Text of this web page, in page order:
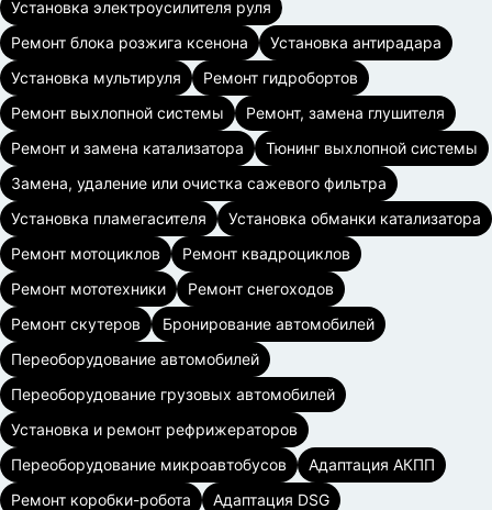
Установка электроусилителя руля
Ремонт блока розжига ксенона
Установка антирадара
Установка мультируля
Ремонт гидробортов
Ремонт выхлопной системы
Ремонт, замена глушителя
Ремонт и замена катализатора
Тюнинг выхлопной системы
Замена, удаление или очистка сажевого фильтра
Установка пламегасителя
Установка обманки катализатора
Ремонт мотоциклов
Ремонт квадроциклов
Ремонт мототехники
Ремонт снегоходов
Ремонт скутеров
Бронирование автомобилей
Переоборудование автомобилей
Переоборудование грузовых автомобилей
Установка и ремонт рефрижераторов
Переоборудование микроавтобусов
Адаптация АКПП
Ремонт коробки-робота
Адаптация DSG